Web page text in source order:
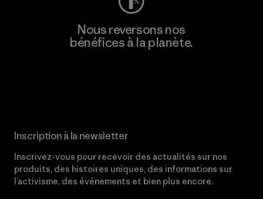
Nous reversons nos
bénéfices à la planète.
Inscription à la newsletter
Inscrivez-vous pour recevoir des actualités sur nos
produits, des histoires uniques, des informations sur
l’activisme, des événements et bien plus encore.